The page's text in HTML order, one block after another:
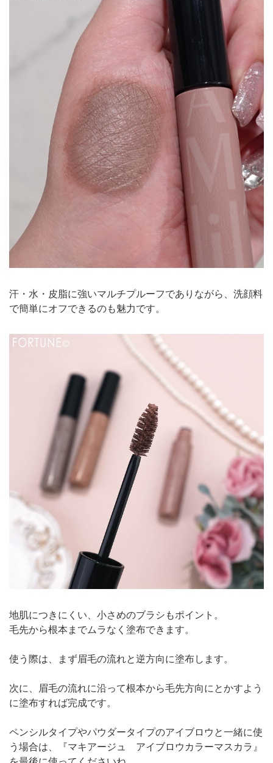
汗・水・皮脂に強いマルチプルーフでありながら、洗顔料
で簡単にオフできるのも魅力です。
地肌につきにくい、小さめのブラシもポイント。
毛先から根本までムラなく塗布できます。
使う際は、まず眉毛の流れと逆方向に塗布します。
次に、眉毛の流れに沿って根本から毛先方向にとかすよう
に塗布すれば完成です。
ペンシルタイプやパウダータイプのアイブロウと一緒に使
う場合は、『マキアージュ アイブロウカラーマスカラ』